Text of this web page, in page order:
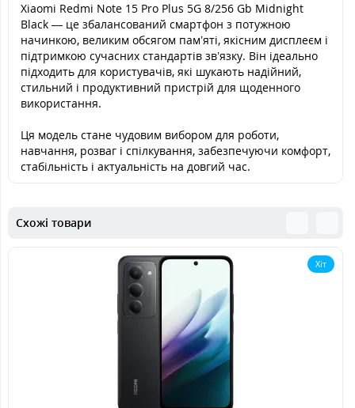
Xiaomi Redmi Note 15 Pro Plus 5G 8/256 Gb Midnight
Black — це збалансований смартфон з потужною
начинкою, великим обсягом пам’яті, якісним дисплеєм і
підтримкою сучасних стандартів зв’язку. Він ідеально
підходить для користувачів, які шукають надійний,
стильний і продуктивний пристрій для щоденного
використання.
Ця модель стане чудовим вибором для роботи,
навчання, розваг і спілкування, забезпечуючи комфорт,
стабільність і актуальність на довгий час.
Схожі товари
Хіт